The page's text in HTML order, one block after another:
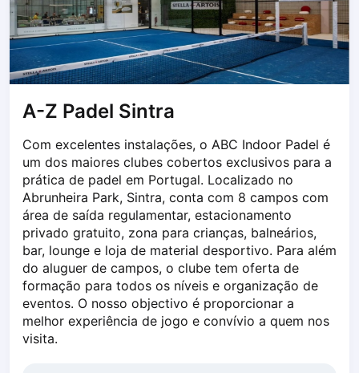
Gdynia
Grudziądz
Kalisz
Katowice
Katowice Area
Kielce
Krakow
Legionowo
Lodz
Lublin
Nowy Sącz
Olsztyn
Opole
Piaseczno
Pisz
Poznan
Pruszcz Gdański
A-Z Padel Sintra
Com excelentes instalações, o ABC Indoor Padel é
um dos maiores clubes cobertos exclusivos para a
prática de padel em Portugal. Localizado no
Abrunheira Park, Sintra, conta com 8 campos com
área de saída regulamentar, estacionamento
privado gratuito, zona para crianças, balneários,
bar, lounge e loja de material desportivo. Para além
do aluguer de campos, o clube tem oferta de
formação para todos os níveis e organização de
eventos. O nosso objectivo é proporcionar a
melhor experiência de jogo e convívio a quem nos
visita.